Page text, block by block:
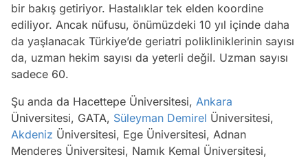
bir bakış getiriyor. Hastalıklar tek elden koordine
ediliyor. Ancak nüfusu, önümüzdeki 10 yıl içinde daha
da yaşlanacak Türkiye’de geriatri polikliniklerinin sayısı
da, uzman hekim sayısı da yeterli değil. Uzman sayısı
sadece 60.
Şu anda da Hacettepe Üniversitesi, Ankara
Üniversitesi, GATA, Süleyman Demirel Üniversitesi,
Akdeniz Üniversitesi, Ege Üniversitesi, Adnan
Menderes Üniversitesi, Namık Kemal Üniversitesi,